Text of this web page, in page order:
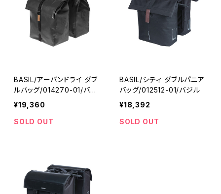
BASIL/アーバンドライ ダブ
ルバッグ/014270-01/バジ
ル
¥19,360
SOLD OUT
BASIL/シティ ダブルパニア
バッグ/012512-01/バジル
¥18,392
SOLD OUT